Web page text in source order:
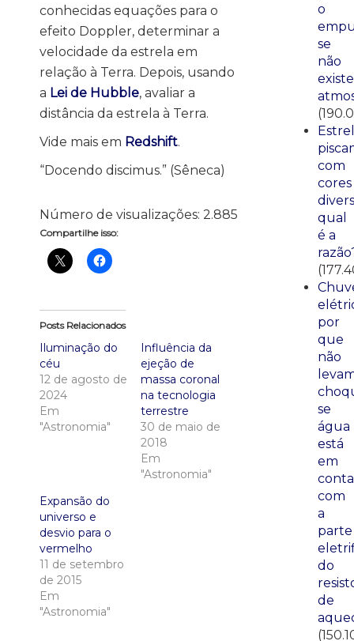
conhecidas equações para o
efeito Doppler, determinar a
velocidade da estrela em
relação à Terra. Depois, usando
a Lei de Hubble, avaliar a
distância da estrela à Terra.
Vide mais em Redshift.
“Docendo discimus.” (Sêneca)
Número de visualizações: 2.885
Compartilhe isso:
Posts Relacionados
Iluminação do
céu
12 de agosto de
2024
Em
"Astronomia"
Influência da
ejeção de
massa coronal
na tecnologia
terrestre
30 de maio de
2018
Em
"Astronomia"
Expansão do
universo e
desvio para o
vermelho
11 de setembro
de 2015
Em
"Astronomia"
o
se
não
existe
com
cores
qual
é a
por
que
não
se
água
está
em
com
a
parte
do
de